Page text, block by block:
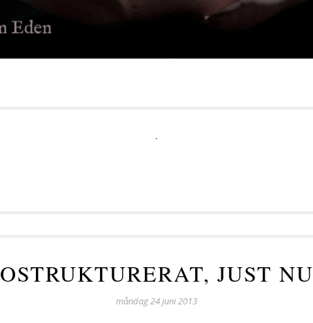
OSTRUKTURERAT, JUST NU
måndag 24 juni 2013